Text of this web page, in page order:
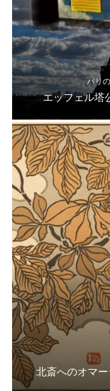
パリ
エッフェル塔
北斎へのオマ